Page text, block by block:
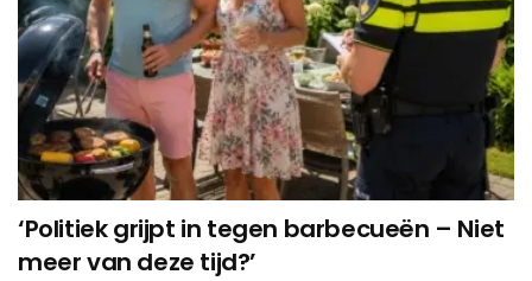
‘Politiek grijpt in tegen barbecueën – Niet
meer van deze tijd?’